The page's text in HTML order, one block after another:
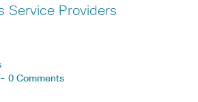
Service Providers
- 0 Comments